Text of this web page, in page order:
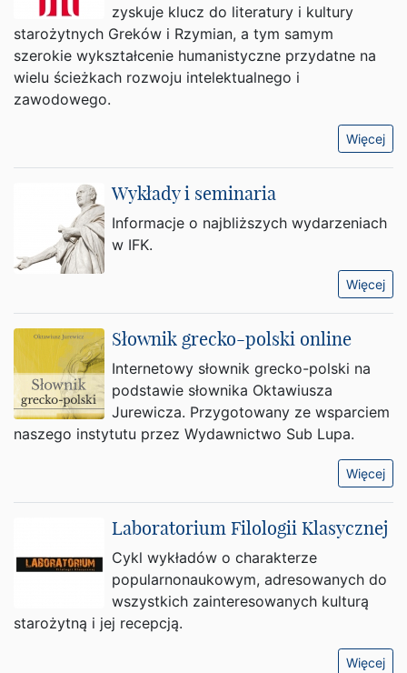
zyskuje klucz do literatury i kultury
starożytnych Greków i Rzymian, a tym samym
szerokie wykształcenie humanistyczne przydatne na
wielu ścieżkach rozwoju intelektualnego i
zawodowego.
Więcej
Wykłady i seminaria
Informacje o najbliższych wydarzeniach
w IFK.
Więcej
Słownik grecko-polski online
Internetowy słownik grecko-polski na
podstawie słownika Oktawiusza
Jurewicza. Przygotowany ze wsparciem
naszego instytutu przez Wydawnictwo Sub Lupa.
Więcej
Laboratorium Filologii Klasycznej
Cykl wykładów o charakterze
popularnonaukowym, adresowanych do
wszystkich zainteresowanych kulturą
starożytną i jej recepcją.
Więcej